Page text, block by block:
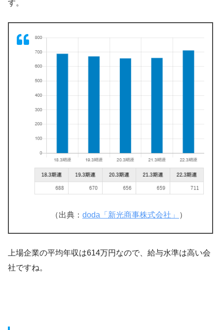
す。
（出典： doda「新光商事株式会社」 ）
上場企業の平均年収は614万円なので、給与水準は高い会
社ですね。